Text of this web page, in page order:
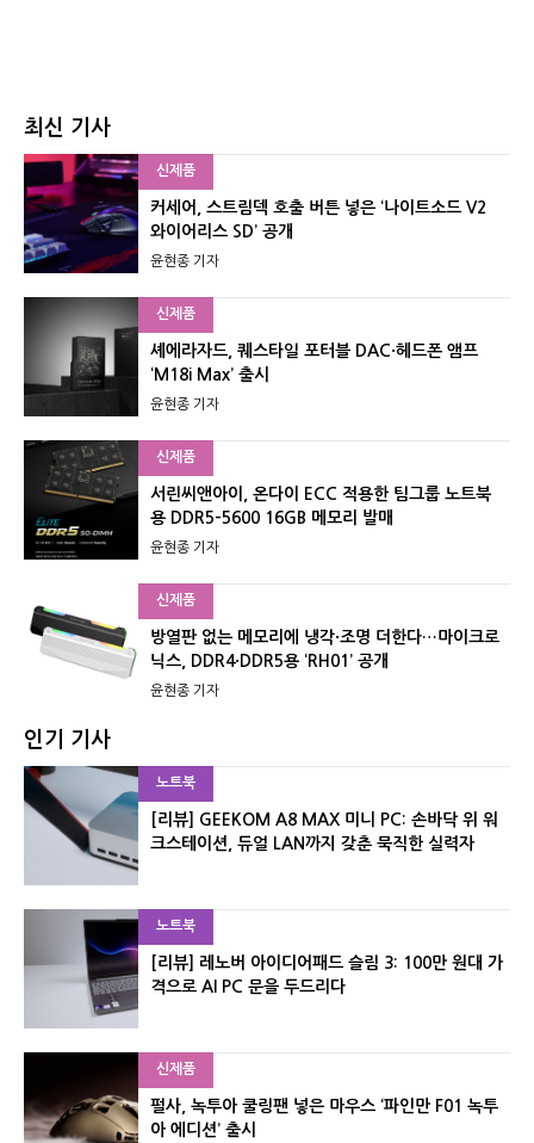
최신 기사
신제품
커세어, 스트림덱 호출 버튼 넣은 ‘나이트소드 V2
와이어리스 SD’ 공개
윤현종 기자
신제품
셰에라자드, 퀘스타일 포터블 DAC·헤드폰 앰프
‘M18i Max’ 출시
윤현종 기자
신제품
서린씨앤아이, 온다이 ECC 적용한 팀그룹 노트북
용 DDR5-5600 16GB 메모리 발매
윤현종 기자
신제품
방열판 없는 메모리에 냉각·조명 더한다…마이크로
닉스, DDR4·DDR5용 ‘RH01’ 공개
윤현종 기자
인기 기사
노트북
[리뷰] GEEKOM A8 MAX 미니 PC: 손바닥 위 워
크스테이션, 듀얼 LAN까지 갖춘 묵직한 실력자
노트북
[리뷰] 레노버 아이디어패드 슬림 3: 100만 원대 가
격으로 AI PC 문을 두드리다
신제품
펄사, 녹투아 쿨링팬 넣은 마우스 ‘파인만 F01 녹투
아 에디션’ 출시